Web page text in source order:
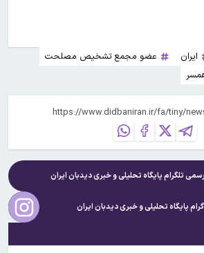
ایران
عضو مجمع تشخیص مصلحت
تلگرام پایگاه تحلیلی و خبریدیدبان ایران
پایگاه تحلیلی و خبریدیدبان ایران